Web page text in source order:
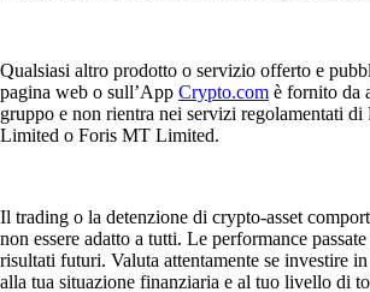
Qualsiasi altro prodotto o servizio offerto e
pagina web o sull’App Crypto.com è fornito da
gruppo e non rientra nei servizi regolamentati
Limited o Foris MT Limited.
Il trading o la detenzione di crypto-asset
non essere adatto a tutti. Le performance
risultati futuri. Valuta attentamente se investire
alla tua situazione finanziaria e al tuo livello di